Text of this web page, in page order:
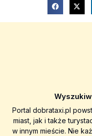
Portal dobrataxi.pl
miast, jak i także
w innym mieście. Nie